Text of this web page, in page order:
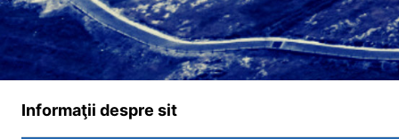
Informaţii despre sit